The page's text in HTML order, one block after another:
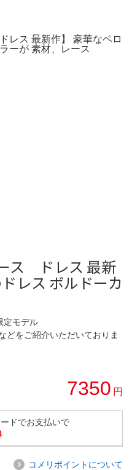
ス ドレス 最新
レス ボルドーカ
定モデル
どをご紹介いただいておりま
7350 円
ドでお支払いで
コメリポイントについて